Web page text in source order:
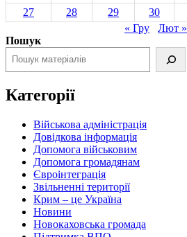
27
28 29 30
« Гру
Лют »
Пошук
Категорії
Військова адміністрація
Довідкова інформація
Допомога військовим
Допомога громадянам
Євроінтеграція
Звільненні території
Крим – це Україна
Новини
Новокаховська громада